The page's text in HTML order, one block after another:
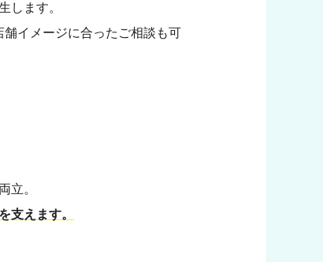
します。
イメージに合ったご相談も可
立。
支えます。